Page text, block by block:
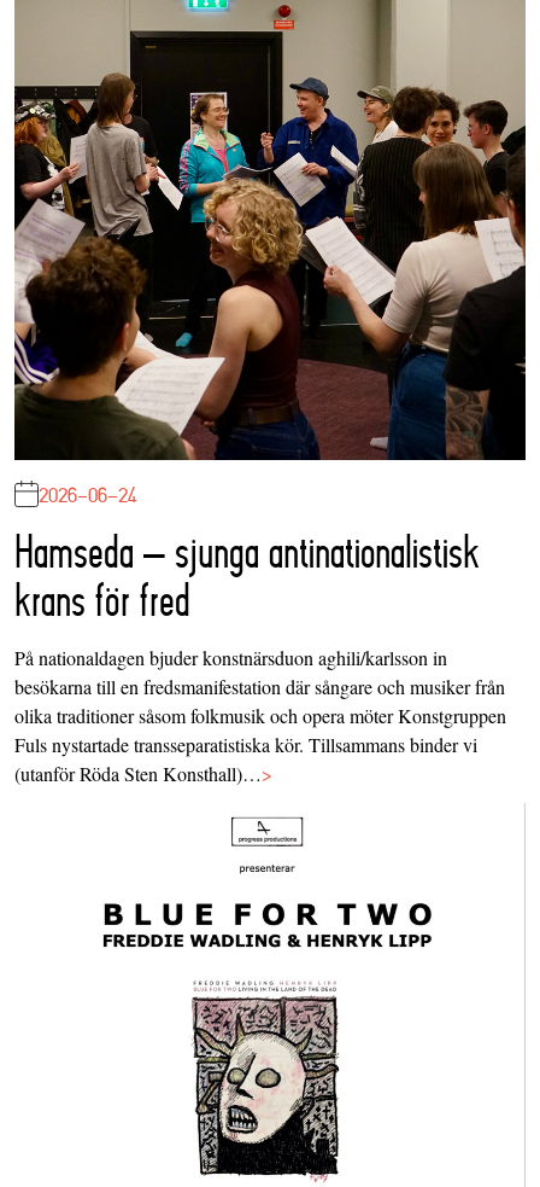
2026-06-24
Hamseda – sjunga antinationalistisk
krans för fred
På nationaldagen bjuder konstnärsduon aghili/karlsson in
besökarna till en fredsmanifestation där sångare och musiker från
olika traditioner såsom folkmusik och opera möter Konstgruppen
Fuls nystartade transseparatistiska kör. Tillsammans binder vi
(utanför Röda Sten Konsthall)…>